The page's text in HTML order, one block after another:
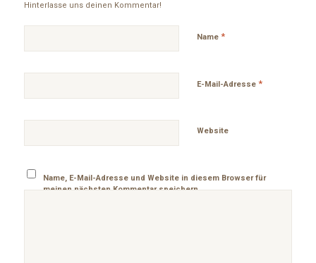
Hinterlasse uns deinen Kommentar!
Name *
E-Mail-Adresse *
Website
Name, E-Mail-Adresse und Website in diesem Browser für
meinen nächsten Kommentar speichern.